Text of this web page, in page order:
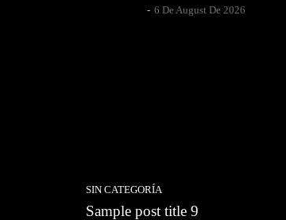
- 6 De August De 2026
SIN CATEGORÍA
Sample post title 9